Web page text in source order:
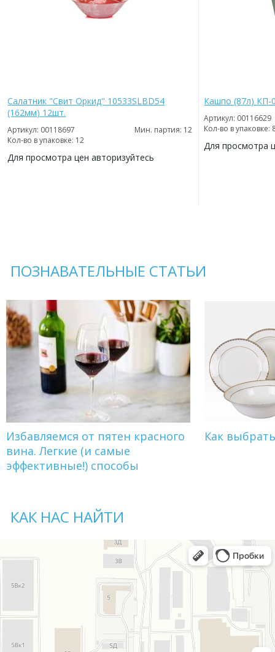
Салатник "Свит Оркид" 10533SLBD54
(162мм) 12шт.
Артикул: 00118697
Мин. партия: 12
Кол-во в упаковке: 12
Для просмотра цен авторизуйтесь
Кашпо (87л) КП-
Артикул: 00116629
Кол-во в упаковке:
Для просмотра
ПОЗНАВАТЕЛЬНЫЕ СТАТЬИ
Избавляемся от пятен красного
вина. Легкие (и самые
эффективные!) способы
Как
КАК НАС НАЙТИ